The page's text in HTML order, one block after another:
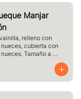
Manjar
relleno con
cubierta con
Tamaño a